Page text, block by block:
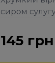
сиром
145 грн